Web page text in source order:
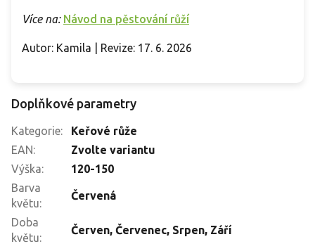
Více na: Návod na pěstování růží
Autor: Kamila | Revize: 17. 6. 2026
Doplňkové parametry
Kategorie:
Keřové růže
EAN:
Zvolte variantu
Výška:
120-150
Barva
květu:
Červená
Doba
květu:
Červen, Červenec, Srpen, Září